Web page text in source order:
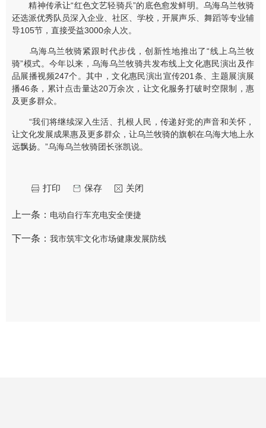
精神传承让“红色文艺轻骑兵”的底色愈发鲜明。乌海乌兰牧骑
还选派优秀队员深入企业、社区、学校，开展声乐、舞蹈等专业辅
导105节，直接受益3000余人次。
乌海乌兰牧骑紧跟时代步伐，创新性地推出了“线上乌兰牧
骑”模式。今年以来，乌海乌兰牧骑共发布线上文化惠民演出及作
品展播视频247个。其中，文化惠民演出宣传201条、主题展演展
播46条，累计点击量达20万余次，让文化服务打破时空限制，惠
及更多群众。
“我们将继续深入生活、扎根人民，传递好党的声音和关怀，
让文化发展成果惠及更多群众，让乌兰牧骑的旗帜在乌海大地上永
远飘扬。”乌海乌兰牧骑团长张凯说。
关闭
保存
打印
上一条： 电动自行车充电安全便捷
下一条： 我市筑牢文化市场健康发展防线